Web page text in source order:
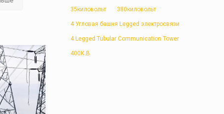
35киловольт 380киловольт
4 Угловая башня Legged электросвязи
4 Legged Tubular Communication Tower
400К.В.